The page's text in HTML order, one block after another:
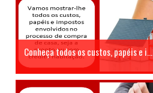
Conheça todos os custos, papéis e i...